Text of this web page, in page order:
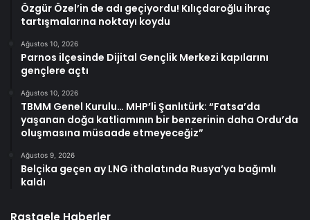
Özgür Özel’in de adı geçiyordu! Kılıçdaroğlu ihraç
tartışmalarına noktayı koydu
Ağustos 10, 2026
Parnos ilçesinde Dijital Gençlik Merkezi kapılarını
gençlere açtı
Ağustos 10, 2026
TBMM Genel Kurulu… MHP’li Şanlıtürk: “Fatsa’da
yaşanan doğa katliamının bir benzerinin daha Ordu’da
oluşmasına müsaade etmeyeceğiz”
Ağustos 9, 2026
Belçika geçen ay LNG ithalatında Rusya’ya bağımlı
kaldı
Rastgele Haberler